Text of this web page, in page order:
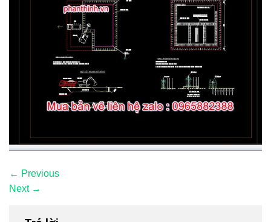
← Previous
Next →